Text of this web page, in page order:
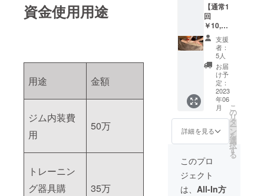
資金使用用途
用途 金額
ジム内装費
用
50万
トレーニン
グ器具購
35万
【通常1
回
￥10,50
0】 ロ
ミロミ
＆デ
トック
スヘッ
ドスパ
80分/2
回の提
供 有効
期限：
2023年
6月15日
から8月
31日
支援
者：
5人
お届
け予
定：
2023
年06
月
詳細を見る
こ
の
リ
タ
ー
ン
を
選
択
す
る
このプロ
ジェクト
は、 All-In方